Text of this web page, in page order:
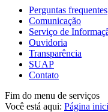
Perguntas frequentes
Comunicação
Serviço de
Ouvidoria
Transparência
SUAP
Contato
Fim do menu de serviços
Você está aqui: Página